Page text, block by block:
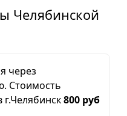
Челябинской
через
Стоимость
г.Челябинск800 руб